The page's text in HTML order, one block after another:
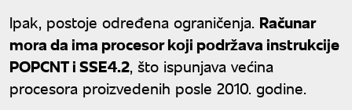
Ipak, postoje određena ograničenja. Računar
mora da ima procesor koji podržava instrukcije
POPCNT i SSE4.2, što ispunjava većina
procesora proizvedenih posle 2010. godine.